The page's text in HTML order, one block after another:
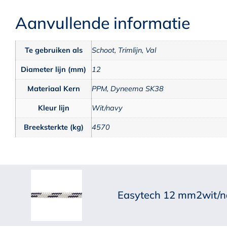
Aanvullende informatie
Te gebruiken als Schoot, Trimlijn, Val
Diameter lijn (mm) 12
Materiaal Kern PPM, Dyneema SK38
Kleur lijn Wit/navy
Breeksterkte (kg) 4570
Easytech 12 mm2wit/